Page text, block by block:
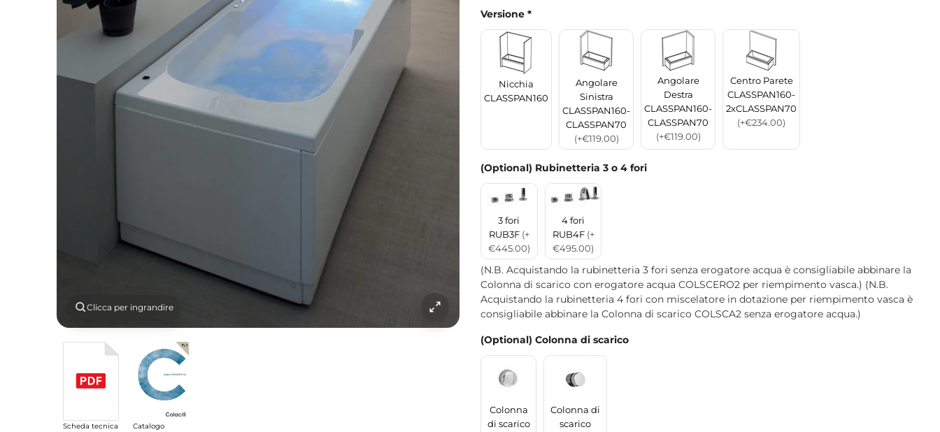
Clicca per ingrandire
Scheda tecnica Catalogo
Versione *
Nicchia
CLASSPAN160
Angolare
Sinistra
CLASSPAN160-
CLASSPAN70
(+€119.00)
Angolare
Destra
CLASSPAN160-
CLASSPAN70
(+€119.00)
Centro Parete
CLASSPAN160-
2xCLASSPAN70
(+€234.00)
(Optional) Rubinetteria 3 o 4 fori
3 fori
RUB3F (+
€445.00)
4 fori
RUB4F (+
€495.00)
(N.B. Acquistando la rubinetteria 3 fori senza erogatore acqua è consigliabile abbinare la
Colonna di scarico con erogatore acqua COLSCERO2 per riempimento vasca.) (N.B.
Acquistando la rubinetteria 4 fori con miscelatore in dotazione per riempimento vasca è
consigliabile abbinare la Colonna di scarico COLSCA2 senza erogatore acqua.)
(Optional) Colonna di scarico
Colonna
di scarico
Colonna di
scarico